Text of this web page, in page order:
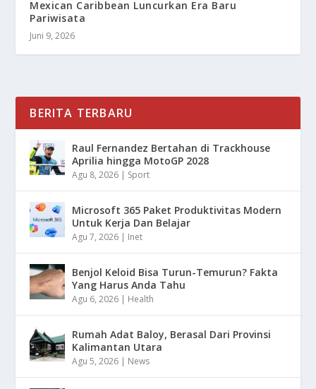
Mexican Caribbean Luncurkan Era Baru
Pariwisata
Juni 9, 2026
BERITA TERBARU
Raul Fernandez Bertahan di Trackhouse
Aprilia hingga MotoGP 2028
Agu 8, 2026 | Sport
Microsoft 365 Paket Produktivitas Modern
Untuk Kerja Dan Belajar
Agu 7, 2026 | Inet
Benjol Keloid Bisa Turun-Temurun? Fakta
Yang Harus Anda Tahu
Agu 6, 2026 | Health
Rumah Adat Baloy, Berasal Dari Provinsi
Kalimantan Utara
Agu 5, 2026 | News